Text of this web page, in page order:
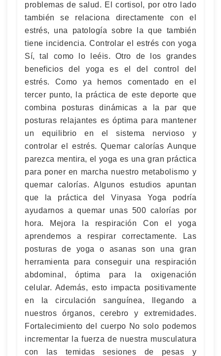
problemas de salud. El cortisol, por otro lado
también se relaciona directamente con el
estrés, una patología sobre la que también
tiene incidencia. Controlar el estrés con yoga
Sí, tal como lo leéis. Otro de los grandes
beneficios del yoga es el del control del
estrés. Como ya hemos comentado en el
tercer punto, la práctica de este deporte que
combina posturas dinámicas a la par que
posturas relajantes es óptima para mantener
un equilibrio en el sistema nervioso y
controlar el estrés. Quemar calorías Aunque
parezca mentira, el yoga es una gran práctica
para poner en marcha nuestro metabolismo y
quemar calorías. Algunos estudios apuntan
que la práctica del Vinyasa Yoga podría
ayudarnos a quemar unas 500 calorías por
hora. Mejora la respiración Con el yoga
aprendemos a respirar correctamente. Las
posturas de yoga o asanas son una gran
herramienta para conseguir una respiración
abdominal, óptima para la oxigenación
celular. Además, esto impacta positivamente
en la circulación sanguínea, llegando a
nuestros órganos, cerebro y extremidades.
Fortalecimiento del cuerpo No solo podemos
incrementar la fuerza de nuestra musculatura
con las temidas sesiones de pesas y